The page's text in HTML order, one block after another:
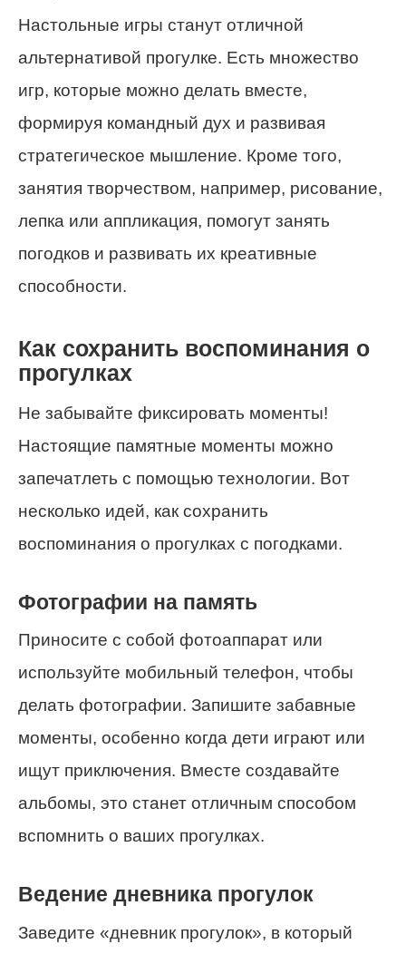
Настольные игры станут отличной
альтернативой прогулке. Есть множество
игр, которые можно делать вместе,
формируя командный дух и развивая
стратегическое мышление. Кроме того,
занятия творчеством, например, рисование,
лепка или аппликация, помогут занять
погодков и развивать их креативные
способности.
Как сохранить воспоминания о
прогулках
Не забывайте фиксировать моменты!
Настоящие памятные моменты можно
запечатлеть с помощью технологии. Вот
несколько идей, как сохранить
воспоминания о прогулках с погодками.
Фотографии на память
Приносите с собой фотоаппарат или
используйте мобильный телефон, чтобы
делать фотографии. Запишите забавные
моменты, особенно когда дети играют или
ищут приключения. Вместе создавайте
альбомы, это станет отличным способом
вспомнить о ваших прогулках.
Ведение дневника прогулок
Заведите «дневник прогулок», в который